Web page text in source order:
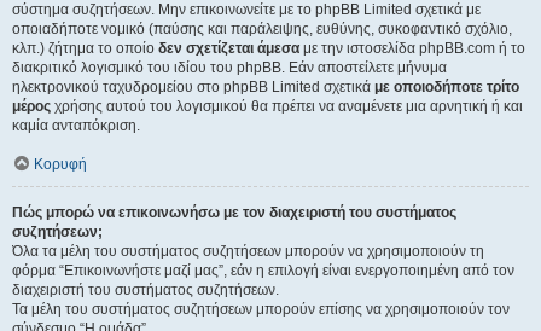
σύστημα συζητήσεων. Μην επικοινωνείτε με το phpBB Limited σχετικά με
οποιαδήποτε νομικό (παύσης και παράλειψης, ευθύνης, συκοφαντικό σχόλιο,
κλπ.) ζήτημα το οποίο δεν σχετίζεται άμεσα με την ιστοσελίδα phpBB.com ή το
διακριτικό λογισμικό του ιδίου του phpBB. Εάν αποστείλετε μήνυμα
ηλεκτρονικού ταχυδρομείου στο phpBB Limited σχετικά με οποιοδήποτε τρίτο
μέρος χρήσης αυτού του λογισμικού θα πρέπει να αναμένετε μια αρνητική ή και
καμία ανταπόκριση.
Κορυφή
Πώς μπορώ να επικοινωνήσω με τον διαχειριστή του συστήματος
συζητήσεων;
Όλα τα μέλη του συστήματος συζητήσεων μπορούν να χρησιμοποιούν τη
φόρμα “Επικοινωνήστε μαζί μας”, εάν η επιλογή είναι ενεργοποιημένη από τον
διαχειριστή του συστήματος συζητήσεων.
Τα μέλη του συστήματος συζητήσεων μπορούν επίσης να χρησιμοποιούν τον